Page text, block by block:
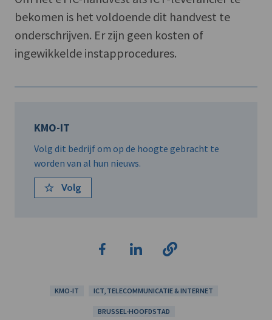
bekomen is het voldoende dit handvest te
onderschrijven. Er zijn geen kosten of
ingewikkelde instapprocedures.
KMO-IT
Volg dit bedrijf om op de hoogte gebracht te
worden van al hun nieuws.
Volg
KMO-IT ICT, TELECOMMUNICATIE & INTERNET
BRUSSEL-HOOFDSTAD